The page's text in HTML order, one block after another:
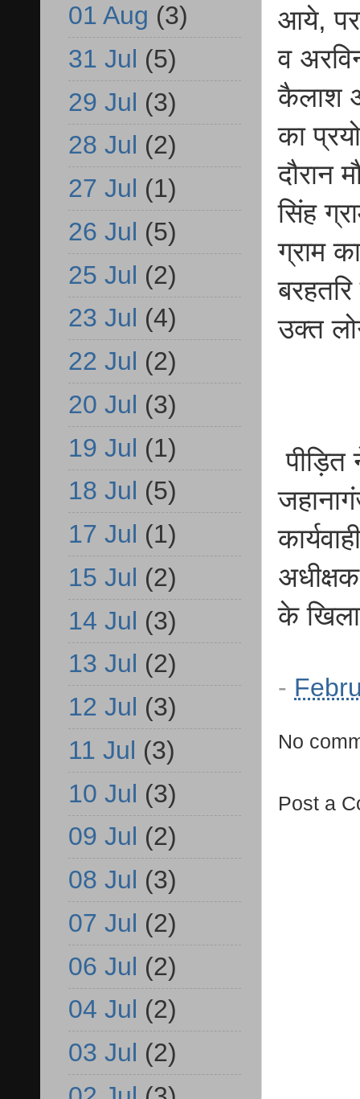
आये,
व
कैलाश
का
दौरान
सिंह
ग्राम
उक्त
पीड़ित
के
-
No
Post a
01 Aug (3)
31 Jul (5)
29 Jul (3)
28 Jul (2)
27 Jul (1)
26 Jul (5)
25 Jul (2)
23 Jul (4)
22 Jul (2)
20 Jul (3)
19 Jul (1)
18 Jul (5)
17 Jul (1)
15 Jul (2)
14 Jul (3)
13 Jul (2)
12 Jul (3)
11 Jul (3)
10 Jul (3)
09 Jul (2)
08 Jul (3)
07 Jul (2)
06 Jul (2)
04 Jul (2)
03 Jul (2)